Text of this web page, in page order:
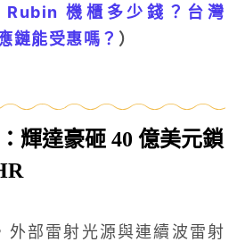
機櫃多少錢？台灣
鏈能受惠嗎？ ）
輝達豪砸 40 億美元鎖
部雷射光源與連續波雷射